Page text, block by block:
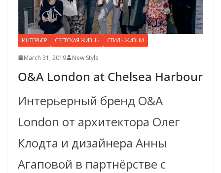
ИНТЕРЬЕР СВЕТСКАЯ ЖИЗНЬ СТИЛЬ ЖИЗНИ
March 31, 2019 New Style
O&A London at Chelsea Harbour
Интерьерный бренд O&A
London от архитектора Олег
Клодта и дизайнера Анны
Агаповой в партнёрстве с